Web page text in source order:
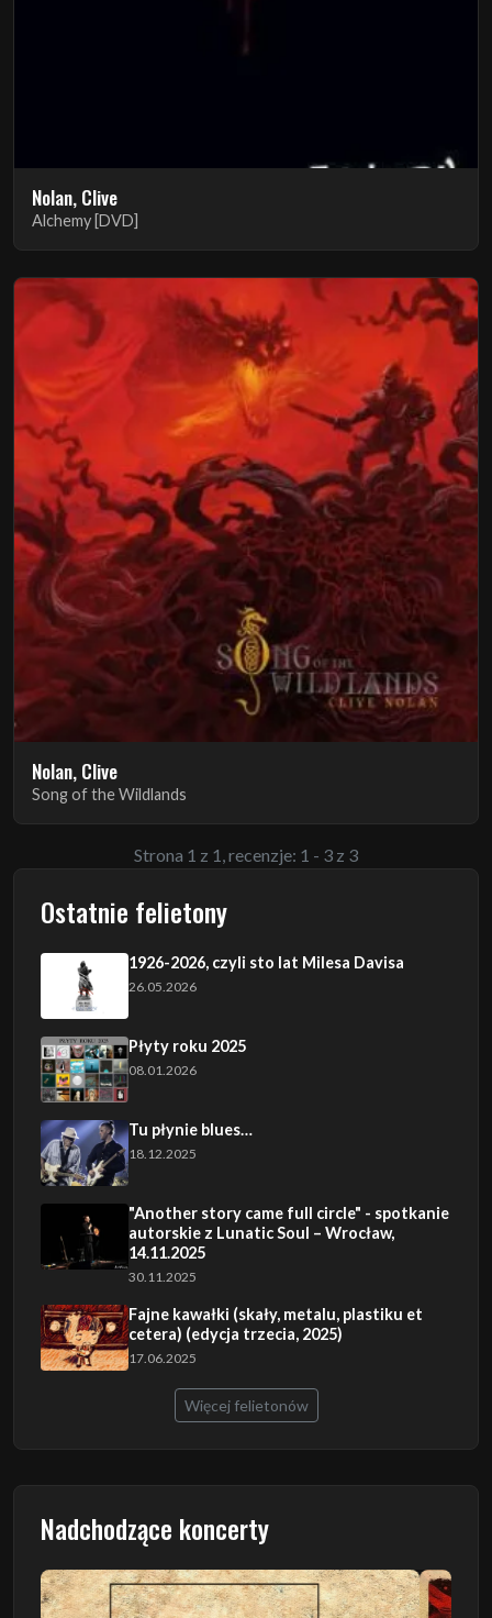
Nolan, Clive
Alchemy [DVD]
Nolan, Clive
Song of the Wildlands
Strona 1 z 1, recenzje: 1 - 3 z 3
Ostatnie felietony
1926-2026, czyli sto lat Milesa Davisa
26.05.2026
Płyty roku 2025
08.01.2026
Tu płynie blues…
18.12.2025
"Another story came full circle" - spotkanie
autorskie z Lunatic Soul – Wrocław,
14.11.2025
30.11.2025
Fajne kawałki (skały, metalu, plastiku et
cetera) (edycja trzecia, 2025)
17.06.2025
Więcej felietonów
Nadchodzące koncerty